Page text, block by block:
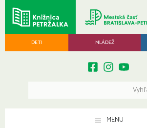
DETI MLÁDEŽ
MENU